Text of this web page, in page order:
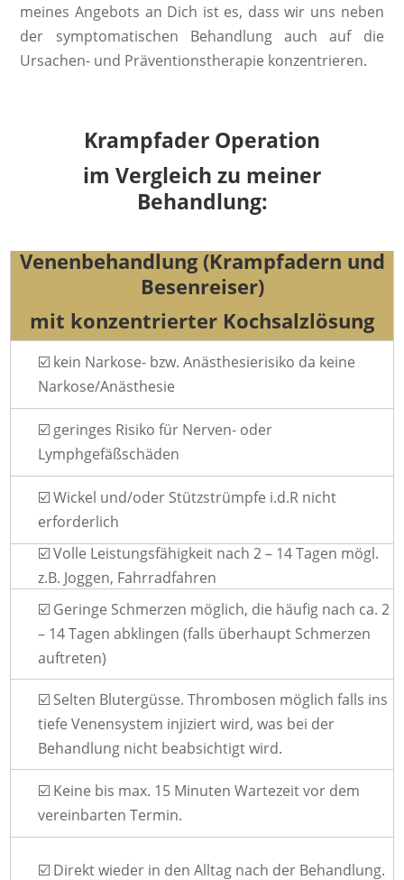
meines Angebots an Dich ist es, dass wir uns neben
der symptomatischen Behandlung auch auf die
Ursachen- und Präventionstherapie konzentrieren.
Krampfader Operation
im Vergleich zu meiner
Behandlung:
Venenbehandlung (Krampfadern und
Besenreiser)
mit konzentrierter Kochsalzlösung
☑️ kein Narkose- bzw. Anästhesierisiko da keine
Narkose/Anästhesie
☑️ geringes Risiko für Nerven- oder
Lymphgefäßschäden
☑️ Wickel und/oder Stützstrümpfe i.d.R nicht
erforderlich
☑️ Volle Leistungsfähigkeit nach 2 – 14 Tagen mögl.
z.B. Joggen, Fahrradfahren
☑️ Geringe Schmerzen möglich, die häufig nach ca. 2
– 14 Tagen abklingen (falls überhaupt Schmerzen
auftreten)
☑️ Selten Blutergüsse. Thrombosen möglich falls ins
tiefe Venensystem injiziert wird, was bei der
Behandlung nicht beabsichtigt wird.
☑️ Keine bis max. 15 Minuten Wartezeit vor dem
vereinbarten Termin.
☑️ Direkt wieder in den Alltag nach der Behandlung.